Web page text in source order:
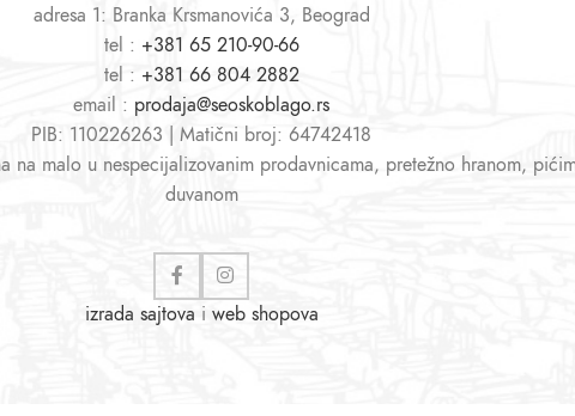
adresa 1: Branka Krsmanovića 3, Beograd
tel : +381 65 210-90-66
tel : +381 66 804 2882
email : prodaja@seoskoblago.rs
PIB: 110226263 | Matični broj: 64742418
na malo u nespecijalizovanim prodavnicama, pretežno hranom,
duvanom
izrada sajtova i web shopova